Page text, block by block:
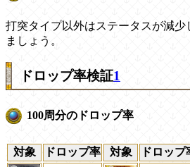
打突タイプ以外はステータスが減少
ましょう。
ドロップ率検証1
100周分のドロップ率
対象 ドロップ率 対象 ドロップ